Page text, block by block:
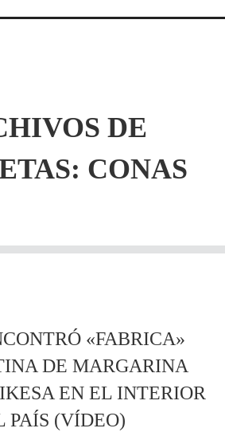
DE
CONAS
«FABRICA»
DE MARGARINA
EN EL INTERIOR
PAÍS (VÍDEO)